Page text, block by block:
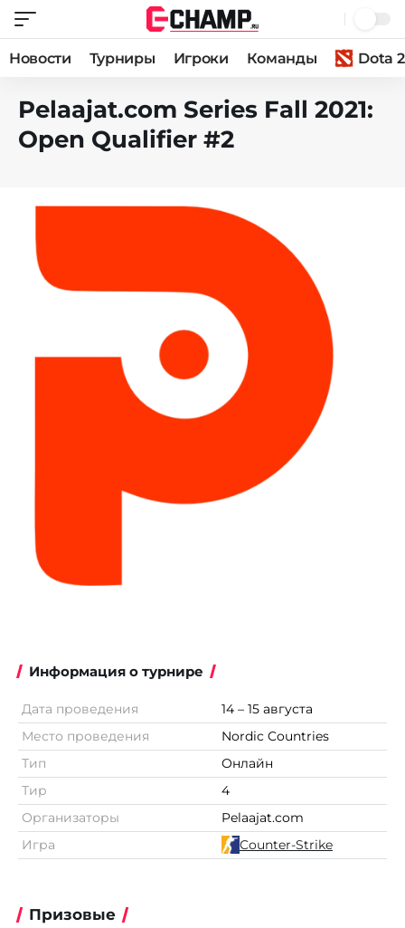
Новости Турниры Игроки Команды Dota 2
Pelaajat.com Series Fall 2021:
Open Qualifier #2
Информация о турнире
Дата проведения
14 – 15 августа
Место проведения
Nordic Countries
Тип
Онлайн
Тир
4
Организаторы
Pelaajat.com
Игра
Counter-Strike
Призовые